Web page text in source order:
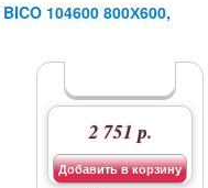
104600 800Х600,
2 751 р.
Добавить в корзину